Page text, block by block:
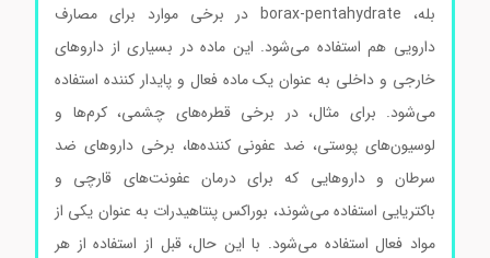
بله، borax-pentahydrate در برخی موارد برای مصارف
دارویی هم استفاده می‌شود. این ماده در بسیاری از داروهای
خارجی و داخلی به عنوان یک ماده فعال و پایدار کننده استفاده
می‌شود. برای مثال، در برخی قطره‌های چشمی، کرم‌ها و
لوسیون‌های پوستی، ضد عفونی کننده‌ها، برخی داروهای ضد
سرطان و داروهایی که برای درمان عفونت‌های قارچی و
باکتریایی استفاده می‌شوند، بوراکس پنتاهیدرات به عنوان یکی از
مواد فعال استفاده می‌شود. با این حال، قبل از استفاده از هر